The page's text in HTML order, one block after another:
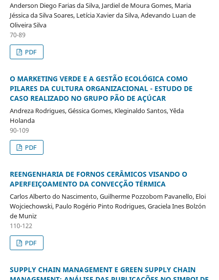
Anderson Diego Farias da Silva, Jardiel de Moura Gomes, Maria
Jéssica da Silva Soares, Letícia Xavier da Silva, Adevando Luan de
Oliveira Silva
70-89
PDF
O MARKETING VERDE E A GESTÃO ECOLÓGICA COMO
PILARES DA CULTURA ORGANIZACIONAL - ESTUDO DE
CASO REALIZADO NO GRUPO PÃO DE AÇÚCAR
Andreza Rodrigues, Géssica Gomes, Kleginaldo Santos, Yêda
Holanda
90-109
PDF
REENGENHARIA DE FORNOS CERÂMICOS VISANDO O
APERFEIÇOAMENTO DA CONVECÇÃO TÉRMICA
Carlos Alberto do Nascimento, Guilherme Pozzobom Pavanello, Eloi
Wojciechowski, Paulo Rogério Pinto Rodrigues, Graciela Ines Bolzón
de Muniz
110-122
PDF
SUPPLY CHAIN MANAGEMENT E GREEN SUPPLY CHAIN